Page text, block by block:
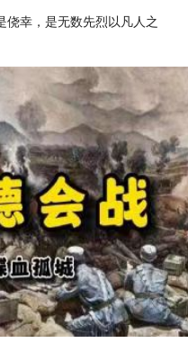
侥幸，是无数先烈以凡人之